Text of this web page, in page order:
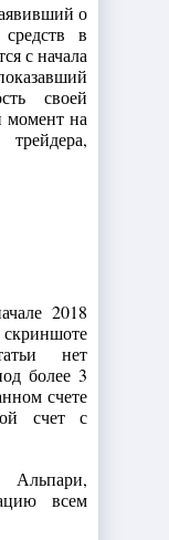
о
в
с начала
своей
момент на
2018
нет
более 3
счете
счет с
всем